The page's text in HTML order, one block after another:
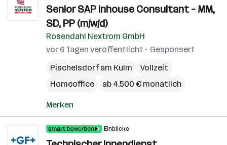
Senior SAP Inhouse Consultant – MM,
SD, PP (m/w/d)
Rosendahl Nextrom GmbH
vor 6 Tagen veröffentlicht
Gesponsert
Pischelsdorf am Kulm
Vollzeit
Homeoffice
ab 4.500 € monatlich
Merken
Einblicke